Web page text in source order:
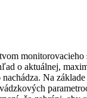
o aktuálnej,
Na